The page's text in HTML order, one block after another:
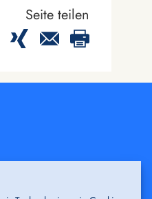
Seite teilen